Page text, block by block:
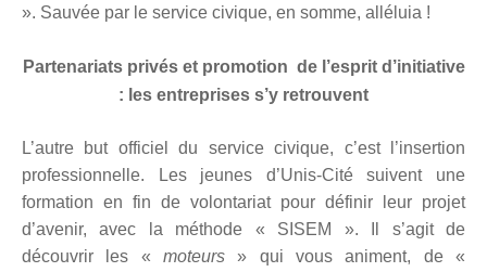
». Sauvée par le service civique, en somme, alléluia !
Partenariats privés et promotion de l’esprit d’initiative
: les entreprises s’y retrouvent
L’autre but officiel du service civique, c’est l’insertion
professionnelle. Les jeunes d’Unis-Cité suivent une
formation en fin de volontariat pour définir leur projet
d’avenir, avec la méthode « SISEM ». Il s’agit de
découvrir les « moteurs » qui vous animent, de «